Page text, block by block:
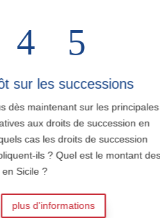
sur les successions
dès maintenant sur les principales
aux droits de succession en
cas les droits de succession
ils ? Quel est le montant des
Sicile ?
plus d'informations